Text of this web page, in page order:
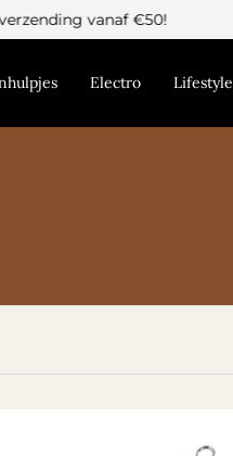
vanaf €50!
Electro Lifestyle